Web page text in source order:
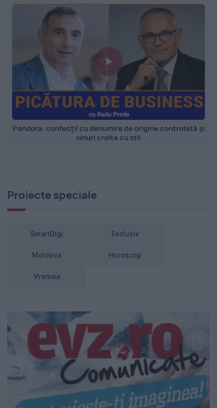
Pandora: confecții cu denumire de origine controlată și
vinuri croite cu stil
Proiecte speciale
SmartDigi Exclusiv
Moldova Horoscop
Vremea